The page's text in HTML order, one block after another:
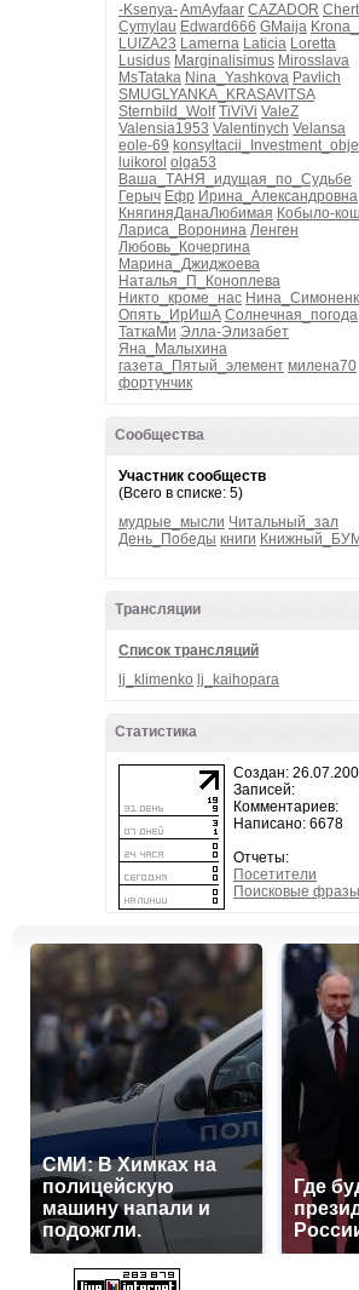
-Ksenya-AmAyfaar CAZADOR Chert
Cymylau Edward666 GMaija
LUIZA23 Lamerna Laticia Loretta
Lusidus Marginalisimus Mirosslava
MsTataka Nina_Yashkova Pavlich
SMUGLYANKA_KRASAVITSA
Sternbild_Wolf TiViVi ValeZ
Valensia1953 Valentinych Velansa
eole-69
luikorol olga53
Ваша_ТАНЯ_идущая_по_Судьбе
Герыч Ефр Ирина_Александровна
КнягиняДанаЛюбимая Кобыло-
Лариса_Воронина Ленген
Любовь_Кочергина
Марина_Джиджоева
Наталья_П_Коноплева
Никто_кроме_нас
Опять_ИрИшА Солнечная_погода
ТаткаМи Элла-Элизабет
Яна_Малыхина
газета_Пятый_элемент милена70
фортунчик
Сообщества
Участник сообществ
(Всего в списке: 5)
мудрые_мысли Читальный_зал
День_Победы книги Книжный_БУМ
Трансляции
Список трансляций
lj_klimenko lj_kaihopara
Статистика
Создан:
Записей:
Комментариев:
Написано: 6678
Отчеты:
Посетители
Поисковые фразы
СМИ: В Химках на
полицейскую
машину напали и
подожгли.
Где